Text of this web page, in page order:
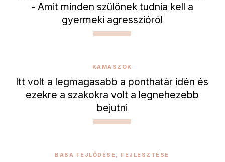
- Amit minden szülőnek tudnia kell a
gyermeki agresszióról
KAMASZOK
Itt volt a legmagasabb a ponthatár idén és
ezekre a szakokra volt a legnehezebb
bejutni
BABA FEJLŐDÉSE, FEJLESZTÉSE